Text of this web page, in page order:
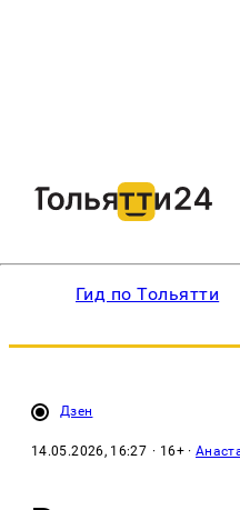
Гид по Тольятти
Дзен
14.05.2026, 16:27 · 16+ ·